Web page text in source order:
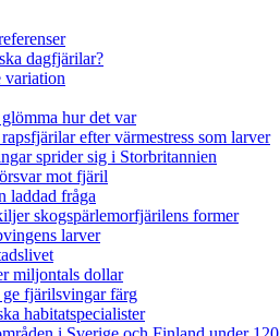
dagfjärilar?
variation
hur det var
efter värmestress som larver
sprider sig i Storbritannien
mot fjäril
laddad fråga
skogspärlemorfjärilens former
larver
miljontals dollar
fjärilsvingar färg
habitatspecialister